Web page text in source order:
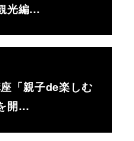
光編…
「親子de楽しむ
開…